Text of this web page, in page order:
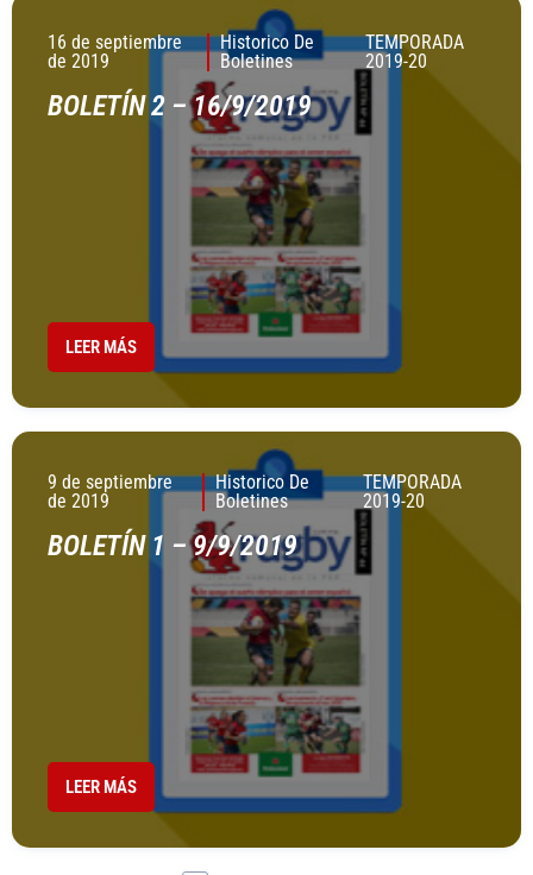
16 de septiembre
de 2019
Historico De
Boletines
TEMPORADA
2019-20
BOLETÍN 2 – 16/9/2019
LEER MÁS
9 de septiembre
de 2019
Historico De
Boletines
TEMPORADA
2019-20
BOLETÍN 1 – 9/9/2019
LEER MÁS